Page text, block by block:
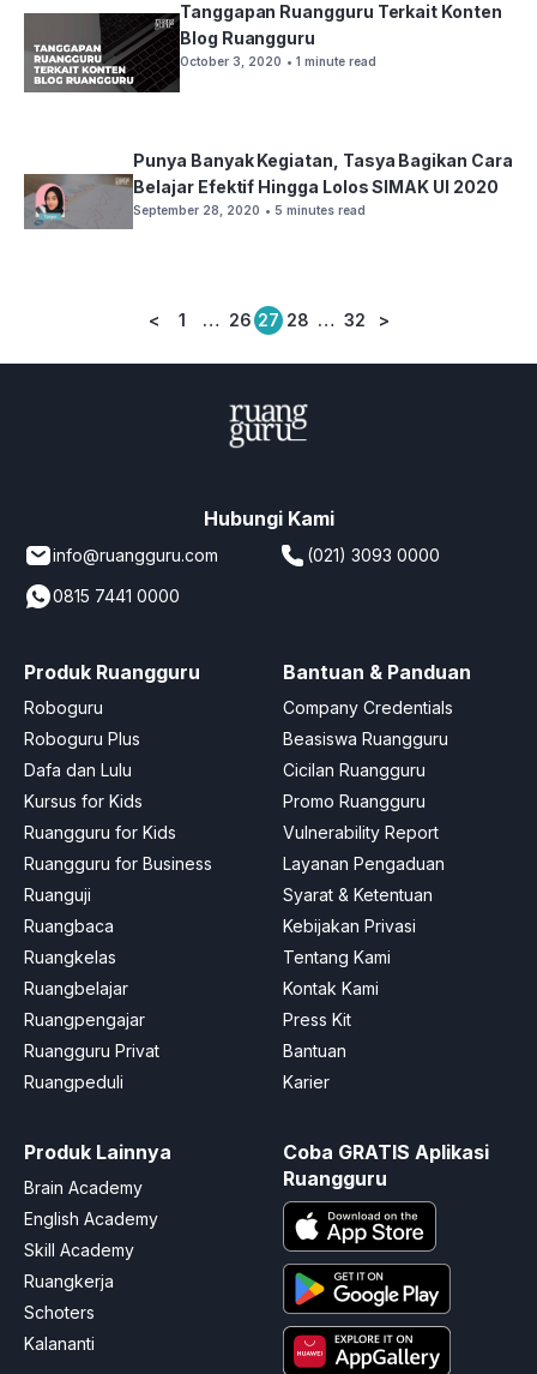
Tanggapan Ruangguru Terkait Konten
Blog Ruangguru
October 3, 2020 • 1 minute read
Punya Banyak Kegiatan, Tasya Bagikan Cara
Belajar Efektif Hingga Lolos SIMAK UI 2020
September 28, 2020 • 5 minutes read
Posts
< 1 … 26 27 28 … 32 >
Hubungi Kami
info@ruangguru.com
(021) 3093 0000
0815 7441 0000
Produk Ruangguru
Roboguru
Roboguru Plus
Dafa dan Lulu
Kursus for Kids
Ruangguru for Kids
Ruangguru for Business
Ruanguji
Ruangbaca
Ruangkelas
Ruangbelajar
Ruangpengajar
Ruangguru Privat
Ruangpeduli
Bantuan & Panduan
Company Credentials
Beasiswa Ruangguru
Cicilan Ruangguru
Promo Ruangguru
Vulnerability Report
Layanan Pengaduan
Syarat & Ketentuan
Kebijakan Privasi
Tentang Kami
Kontak Kami
Press Kit
Bantuan
Karier
Produk Lainnya
Brain Academy
English Academy
Skill Academy
Ruangkerja
Schoters
Kalananti
Coba GRATIS Aplikasi
Ruangguru